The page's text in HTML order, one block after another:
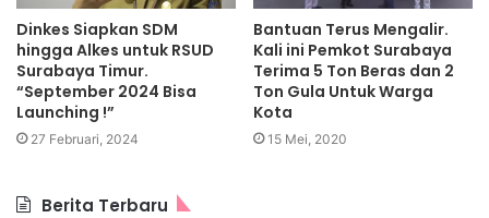
Dinkes Siapkan SDM
hingga Alkes untuk RSUD
Surabaya Timur.
“September 2024 Bisa
Launching !”
27 Februari, 2024
Bantuan Terus Mengalir.
Kali ini Pemkot Surabaya
Terima 5 Ton Beras dan 2
Ton Gula Untuk Warga
Kota
15 Mei, 2020
Berita Terbaru